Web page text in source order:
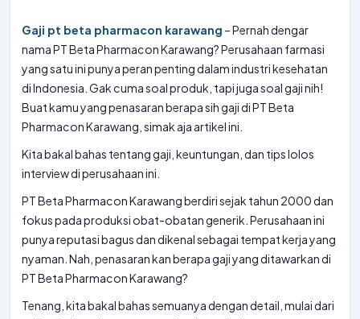
Gaji pt beta pharmacon karawang – Pernah dengar
nama PT Beta Pharmacon Karawang? Perusahaan farmasi
yang satu ini punya peran penting dalam industri kesehatan
di Indonesia. Gak cuma soal produk, tapi juga soal gaji nih!
Buat kamu yang penasaran berapa sih gaji di PT Beta
Pharmacon Karawang, simak aja artikel ini.
Kita bakal bahas tentang gaji, keuntungan, dan tips lolos
interview di perusahaan ini.
PT Beta Pharmacon Karawang berdiri sejak tahun 2000 dan
fokus pada produksi obat-obatan generik. Perusahaan ini
punya reputasi bagus dan dikenal sebagai tempat kerja yang
nyaman. Nah, penasaran kan berapa gaji yang ditawarkan di
PT Beta Pharmacon Karawang?
Tenang, kita bakal bahas semuanya dengan detail, mulai dari